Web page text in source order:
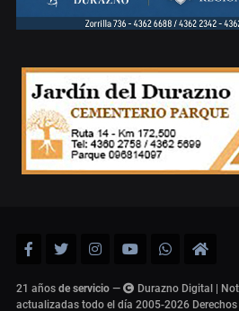
21 años de servicio —
Durazno Digital |
actualizadas todo el día 2005-2026